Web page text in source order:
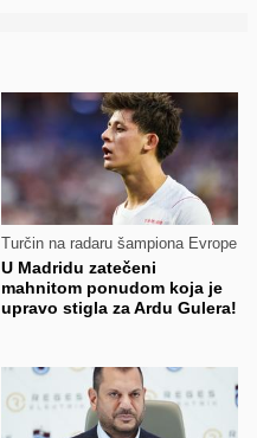
Turčin na radaru šampiona Evrope
U Madridu zatečeni
mahnitom ponudom koja je
upravo stigla za Ardu Gulera!